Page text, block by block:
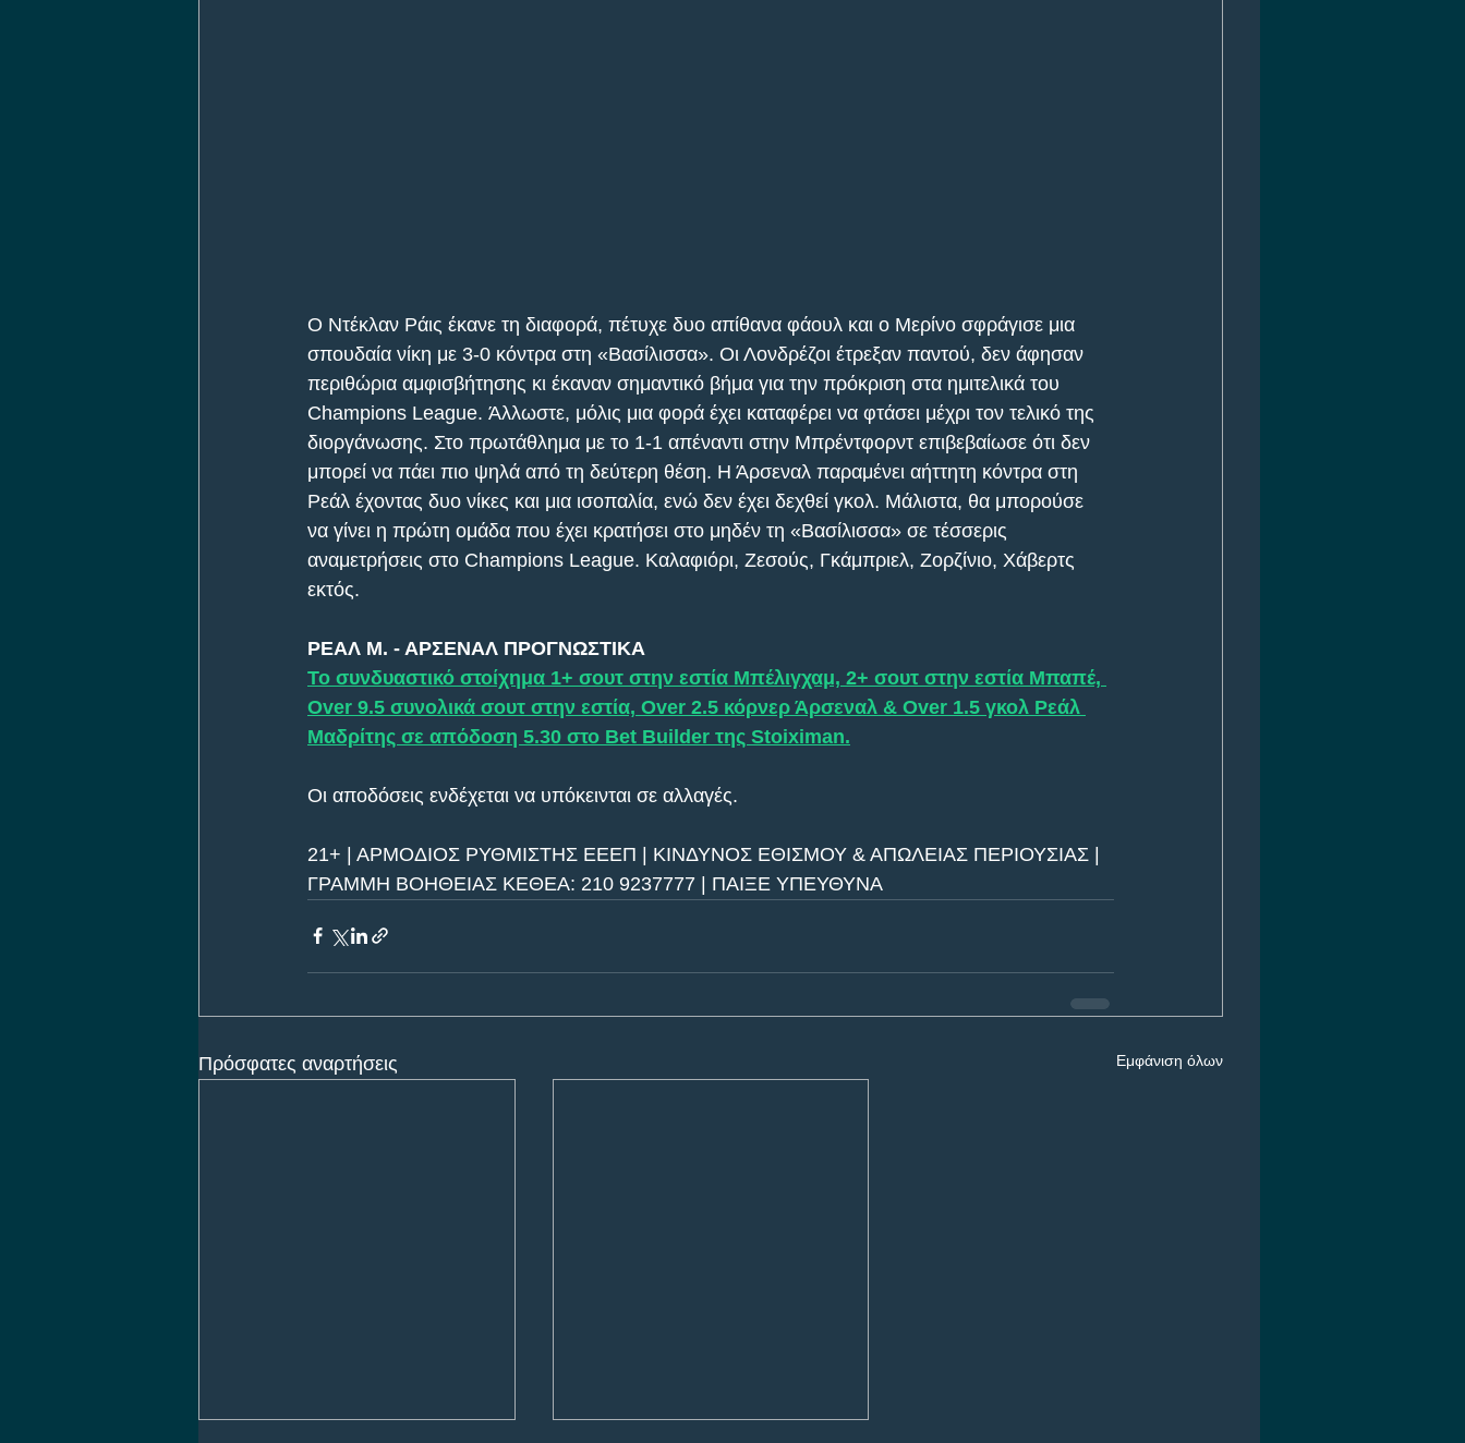
O Ντέκλαν Ράις έκανε τη διαφορά, πέτυχε δυο απίθανα φάουλ και ο Μερίνο σφράγισε μια
σπουδαία νίκη με 3-0 κόντρα στη «Βασίλισσα». Οι Λονδρέζοι έτρεξαν παντού, δεν άφησαν
περιθώρια αμφισβήτησης κι έκαναν σημαντικό βήμα για την πρόκριση στα ημιτελικά του
Champions League. Άλλωστε, μόλις μια φορά έχει καταφέρει να φτάσει μέχρι τον τελικό της
διοργάνωσης. Στο πρωτάθλημα με το 1-1 απέναντι στην Μπρέντφορντ επιβεβαίωσε ότι δεν
μπορεί να πάει πιο ψηλά από τη δεύτερη θέση. Η Άρσεναλ παραμένει αήττητη κόντρα στη
Ρεάλ έχοντας δυο νίκες και μια ισοπαλία, ενώ δεν έχει δεχθεί γκολ. Μάλιστα, θα μπορούσε
να γίνει η πρώτη ομάδα που έχει κρατήσει στο μηδέν τη «Βασίλισσα» σε τέσσερις
αναμετρήσεις στο Champions League. Καλαφιόρι, Ζεσούς, Γκάμπριελ, Ζορζίνιο, Χάβερτς
εκτός.
ΡΕΑΛ Μ. - ΑΡΣΕΝΑΛ ΠΡΟΓΝΩΣΤΙΚΑ
Το συνδυαστικό στοίχημα 1+ σουτ στην εστία Μπέλιγχαμ, 2+ σουτ στην εστία Μπαπέ,
Over 9.5 συνολικά σουτ στην εστία, Over 2.5 κόρνερ Άρσεναλ & Over 1.5 γκολ Ρεάλ
Μαδρίτης σε απόδοση 5.30 στο Bet Builder της Stoiximan.
Οι αποδόσεις ενδέχεται να υπόκεινται σε αλλαγές.
21+ | ΑΡΜΟΔΙΟΣ ΡΥΘΜΙΣΤΗΣ ΕΕΕΠ | ΚΙΝΔΥΝΟΣ ΕΘΙΣΜΟΥ & ΑΠΩΛΕΙΑΣ ΠΕΡΙΟΥΣΙΑΣ |
ΓΡΑΜΜΗ ΒΟΗΘΕΙΑΣ ΚΕΘΕΑ: 210 9237777 | ΠΑΙΞΕ ΥΠΕΥΘΥΝΑ
Πρόσφατες αναρτήσεις Εμφάνιση όλων